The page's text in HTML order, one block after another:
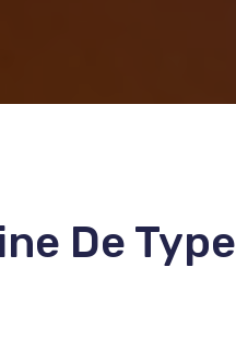
De Type